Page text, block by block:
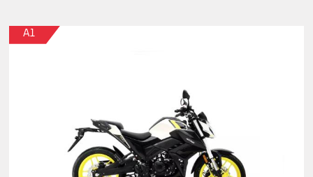
A1